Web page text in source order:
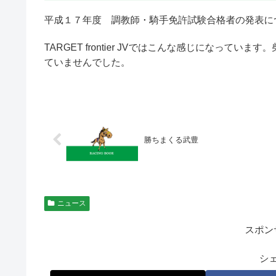
平成１７年度 調教師・騎手免許試験合格者の発表に
TARGET frontier JVではこんな感じになっています
ていませんでした。
勝ちまくる武豊
ニュース
スポン
シ